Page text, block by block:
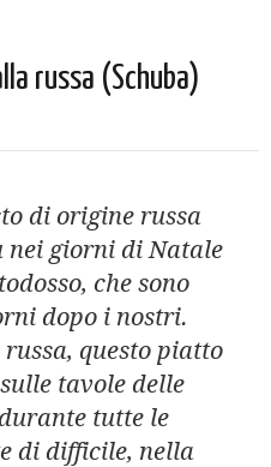
russa (Schuba)
di origine russa
nei giorni di Natale
che sono
dopo i nostri.
questo piatto
tavole delle
tutte le
di difficile, nella